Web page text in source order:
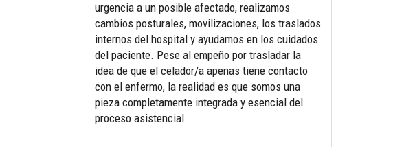
urgencia a un posible afectado, realizamos
cambios posturales, movilizaciones, los traslados
internos del hospital y ayudamos en los cuidados
del paciente. Pese al empeño por trasladar la
idea de que el celador/a apenas tiene contacto
con el enfermo, la realidad es que somos una
pieza completamente integrada y esencial del
proceso asistencial.